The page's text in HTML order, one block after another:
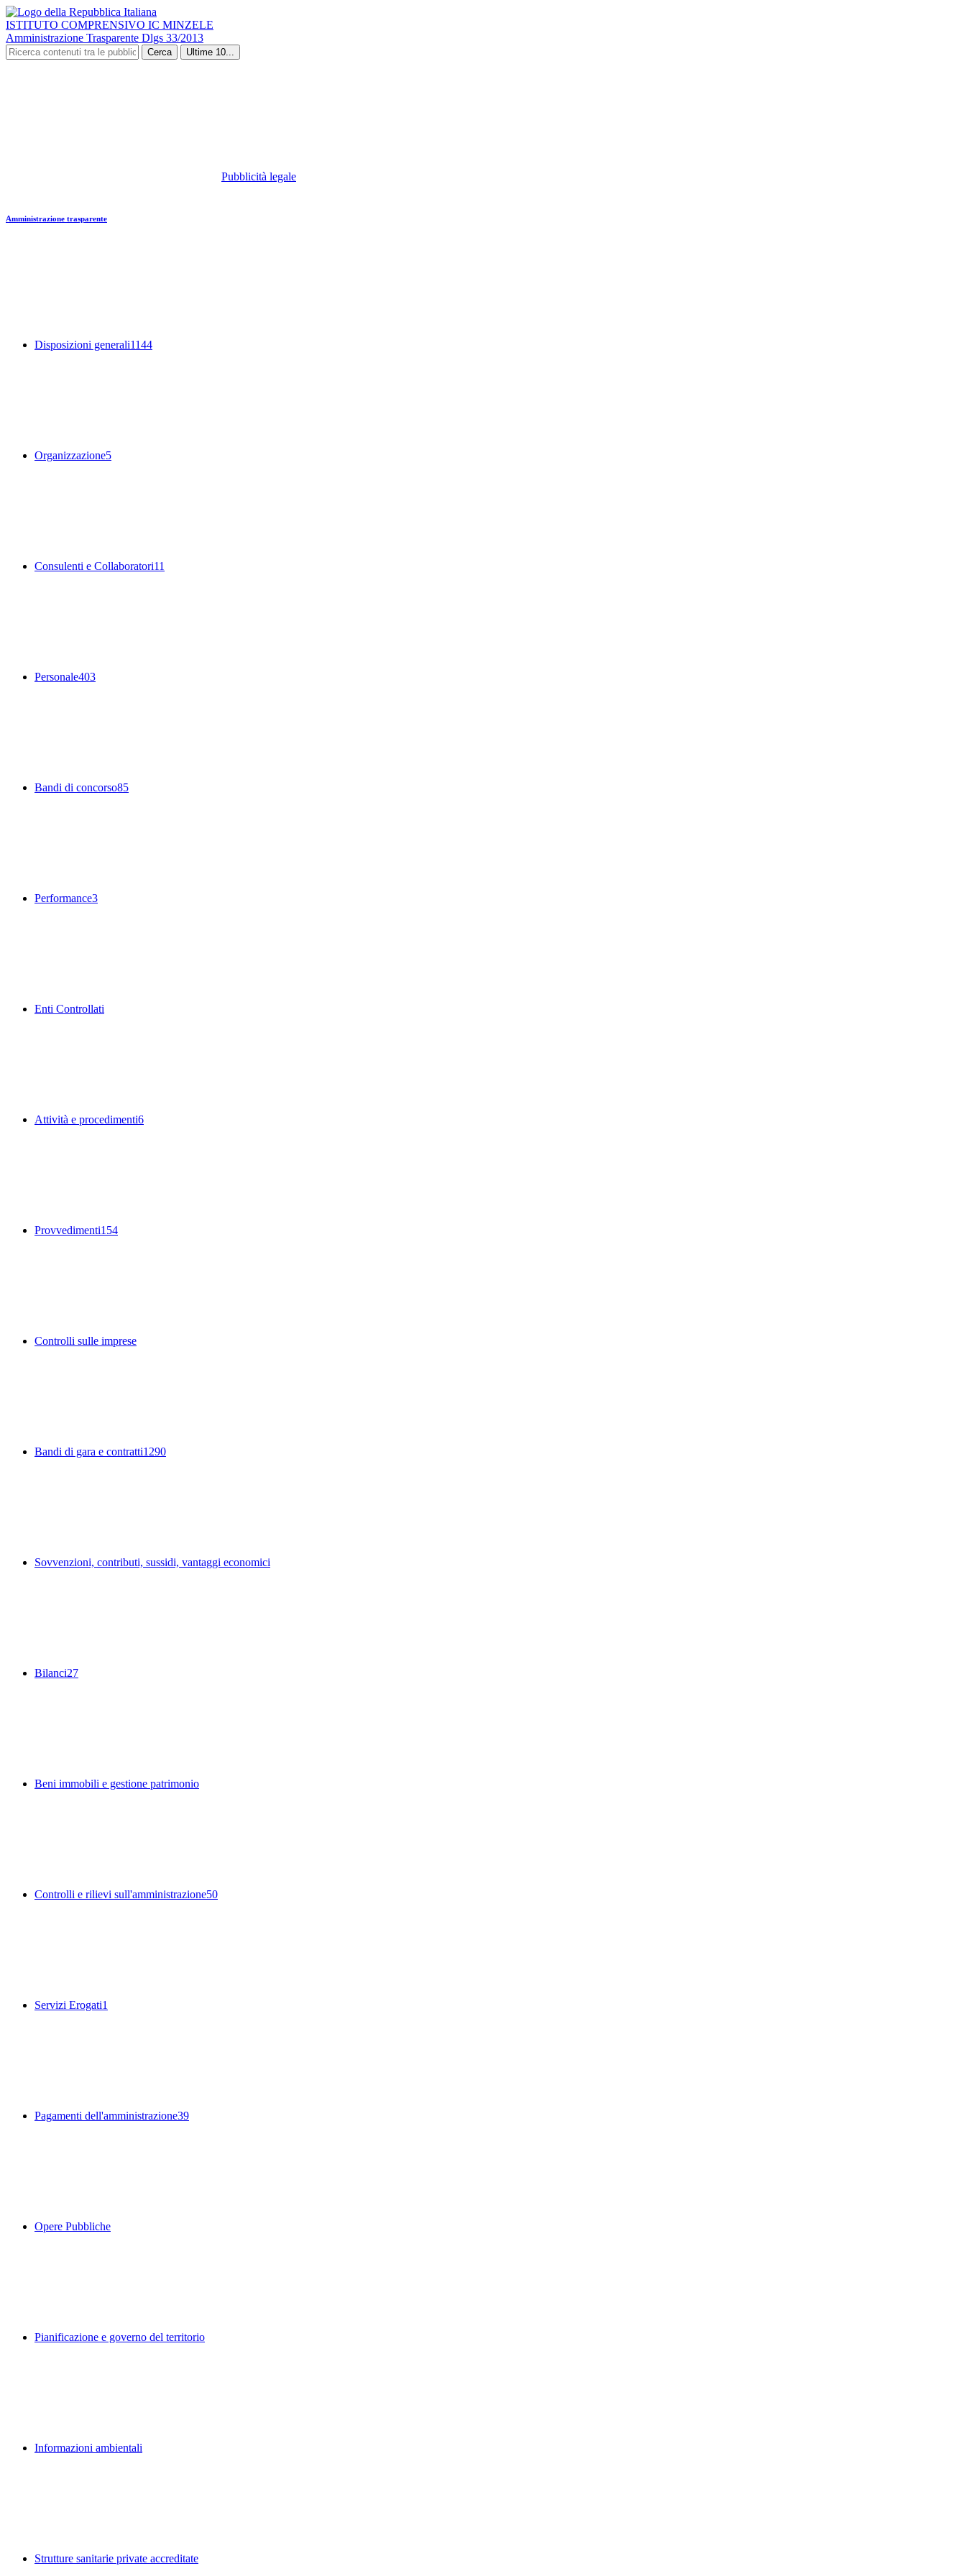
ISTITUTO COMPRENSIVO IC MINZELE
Amministrazione Trasparente Dlgs 33/2013
Cerca Ultime 10...
Pubblicità legale
Amministrazione trasparente
Disposizioni generali1144
Organizzazione5
Consulenti e Collaboratori11
Personale403
Bandi di concorso85
Performance3
Enti Controllati
Attività e procedimenti6
Provvedimenti154
Controlli sulle imprese
Bandi di gara e contratti1290
Sovvenzioni, contributi, sussidi, vantaggi economici
Bilanci27
Beni immobili e gestione patrimonio
Controlli e rilievi sull'amministrazione50
Servizi Erogati1
Pagamenti dell'amministrazione39
Opere Pubbliche
Pianificazione e governo del territorio
Informazioni ambientali
Strutture sanitarie private accreditate